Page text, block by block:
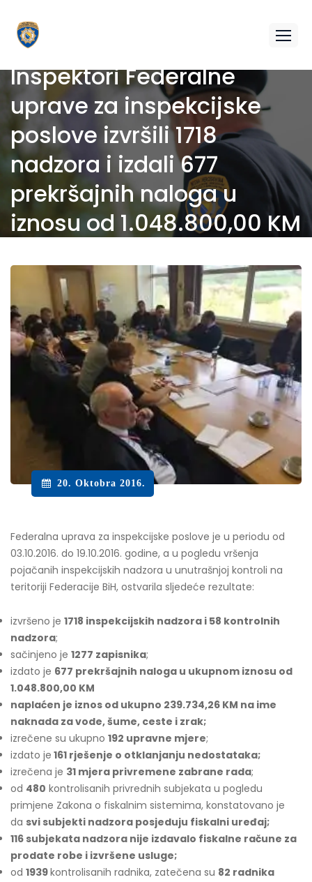
Inspektori Federalne
uprave za inspekcijske
poslove izvršili 1718
nadzora i izdali 677
prekršajnih naloga u
iznosu od 1.048.800,00 KM
20. Oktobra 2016.
Federalna uprava za inspekcijske poslove je u periodu od
03.10.2016. do 19.10.2016. godine, a u pogledu vršenja
pojačanih inspekcijskih nadzora u unutrašnjoj kontroli na
teritoriji Federacije BiH, ostvarila sljedeće rezultate:
izvršeno je 1718 inspekcijskih nadzora i 58 kontrolnih
nadzora;
sačinjeno je 1277 zapisnika;
izdato je 677 prekršajnih naloga u ukupnom iznosu od
1.048.800,00 KM
naplaćen je iznos od ukupno 239.734,26 KM na ime
naknada za vode, šume, ceste i zrak;
izrečene su ukupno 192 upravne mjere;
izdato je 161 rješenje o otklanjanju nedostataka;
izrečena je 31 mjera privremene zabrane rada;
od 480 kontrolisanih privrednih subjekata u pogledu
primjene Zakona o fiskalnim sistemima, konstatovano je
da svi subjekti nadzora posjeduju fiskalni uređaj;
116 subjekata nadzora nije izdavalo fiskalne račune za
prodate robe i izvršene usluge;
od 1939kontrolisanih radnika, zatečena su 82 radnika